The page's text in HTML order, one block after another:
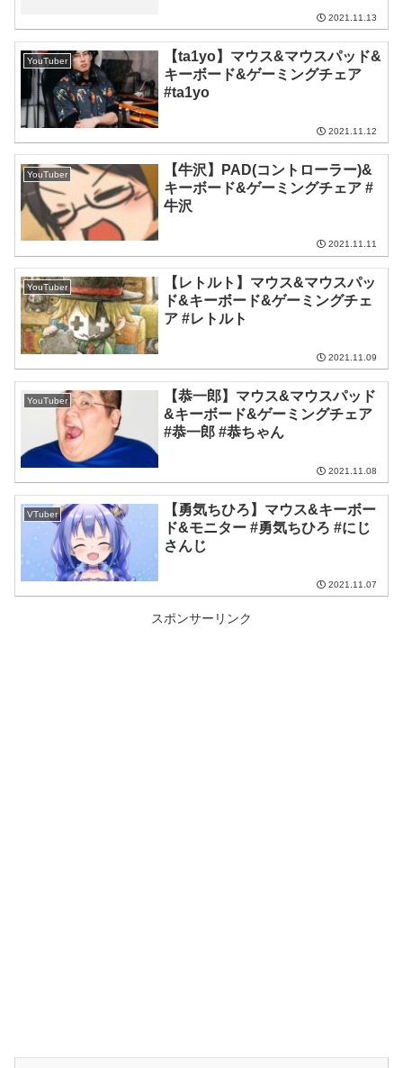
2021.11.13
YouTuber
【ta1yo】マウス&マウスパッド&
キーボード&ゲーミングチェア
#ta1yo
2021.11.12
YouTuber
【牛沢】PAD(コントローラー)&
キーボード&ゲーミングチェア #
牛沢
2021.11.11
YouTuber
【レトルト】マウス&マウスパッ
ド&キーボード&ゲーミングチェ
ア #レトルト
2021.11.09
YouTuber
【恭一郎】マウス&マウスパッド
&キーボード&ゲーミングチェア
#恭一郎 #恭ちゃん
2021.11.08
VTuber
【勇気ちひろ】マウス&キーボー
ド&モニター #勇気ちひろ #にじ
さんじ
2021.11.07
スポンサーリンク